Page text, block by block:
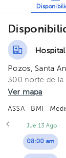
Pozos, Santa
300 norte de la
Ver mapa
ASSA· BMI ·
Jue 13 Ago
08:00 am